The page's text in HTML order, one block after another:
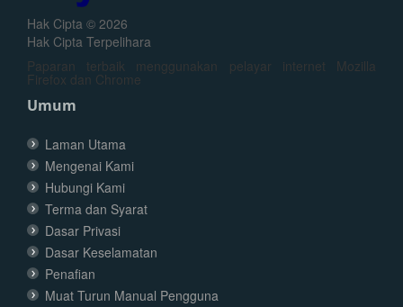
Hak Cipta © 2026
Hak Cipta Terpelihara
Paparan terbaik menggunakan pelayar internet Mozilla
Firefox dan Chrome
Umum
Laman Utama
Mengenai Kami
Hubungi Kami
Terma dan Syarat
Dasar Privasi
Dasar Keselamatan
Penafian
Muat Turun Manual Pengguna